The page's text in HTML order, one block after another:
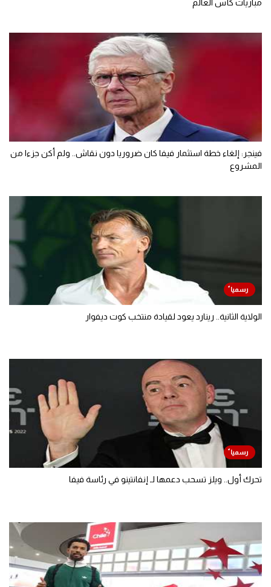
مباريات كأس العالم
فينجر: إلغاء خطة استثمار فيفا كان ضروريا دون نقاش.. ولم أكن جزءا من
المشروع
الولاية الثانية.. رينارد يعود لقيادة منتخب كوت ديفوار
تحرك أول.. ويلز تسحب دعمها لـ إنفانتينو في رئاسة فيفا